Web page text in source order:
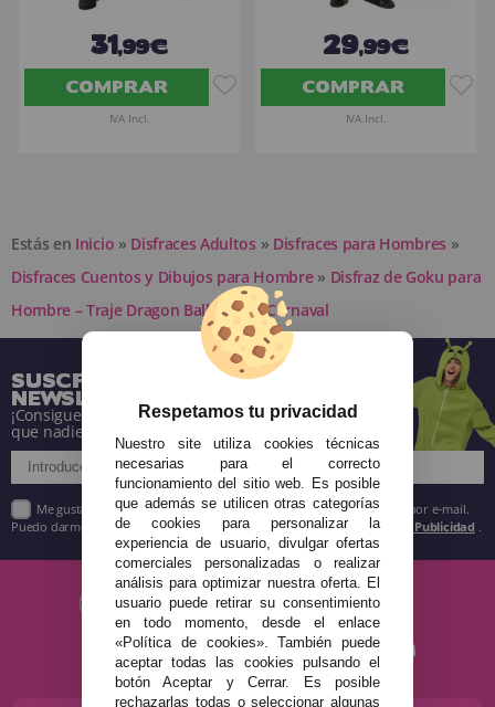
31,99€
COMPRAR
IVA Incl.
29,99€
COMPRAR
IVA Incl.
Estás en Inicio » Disfraces Adultos » Disfraces para Hombres »
Disfraces Cuentos y Dibujos para Hombre » Disfraz de Goku para
Hombre – Traje Dragon Ball Adulto Carnaval
SUSCRÍBETE A NUESTRA
NEWSLETTER
¡Consigue descuentos y entérate de todo antes
que nadie!
Me gustaría recibir descuentos exclusivos, novedades y tendencias por e-mail.
Puedo darme de baja cuando quiera según lo recogido en la Política de Publicidad .
Respetamos tu privacidad
Nuestro site utiliza cookies técnicas
necesarias para el correcto
funcionamiento del sitio web. Es posible
que además se utilicen otras categorías
de cookies para personalizar la
experiencia de usuario, divulgar ofertas
comerciales personalizadas o realizar
análisis para optimizar nuestra oferta. El
usuario puede retirar su consentimiento
en todo momento, desde el enlace
«Política de cookies». También puede
aceptar todas las cookies pulsando el
botón Aceptar y Cerrar. Es posible
rechazarlas todas o seleccionar algunas